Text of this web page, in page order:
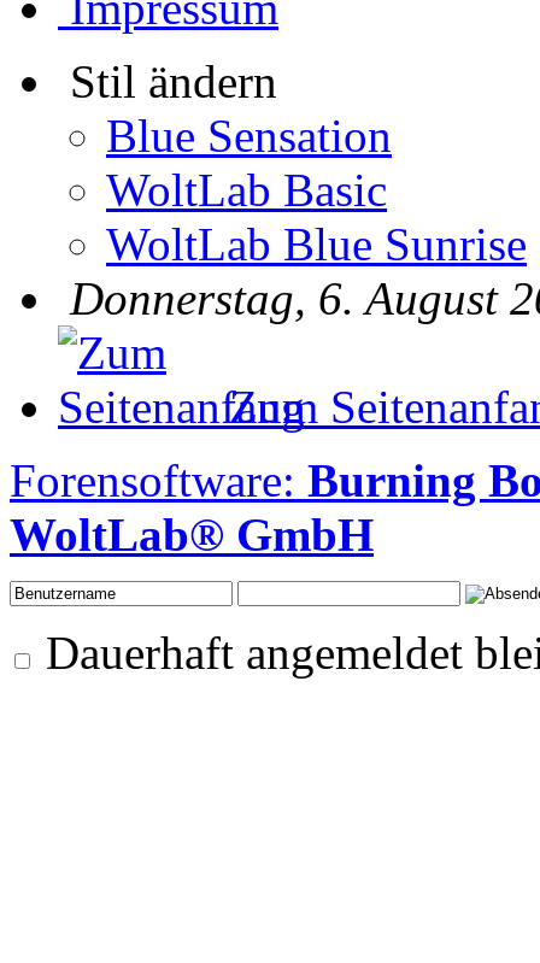
Stil ändern
Blue Sensation
WoltLab Basic
WoltLab Blue Sunrise
Donnerstag, 6. August
Zum
Forensoftware: Burning
WoltLab® GmbH
Dauerhaft angemeldet